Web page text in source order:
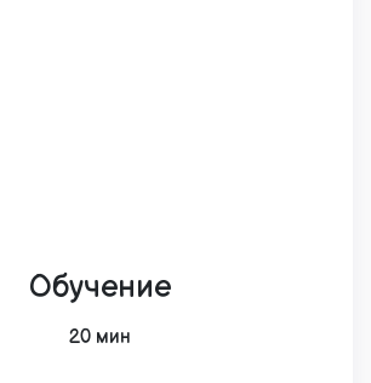
Обучение
20 мин